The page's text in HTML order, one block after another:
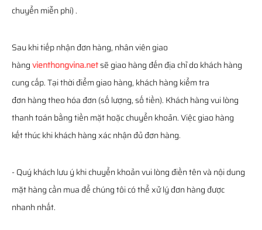
chuyển miễn phí) .
Sau khi tiếp nhận đơn hàng, nhân viên giao
hàngvienthongvina.netsẽ giao hàng đến địa chỉ do khách hàng
cung cấp. Tại thời điểm giao hàng, khách hàng kiểm tra
đơn hàng theo hóa đơn (số lượng, số tiền). Khách hàng vui lòng
thanh toán bằng tiền mặt hoặc chuyển khoản. Việc giao hàng
kết thúc khi khách hàng xác nhận đủ đơn hàng.
- Quý khách lưu ý khi chuyển khoản vui lòng điền tên và nội dung
mặt hàng cần mua để chúng tôi có thể xử lý đơn hàng được
nhanh nhất.